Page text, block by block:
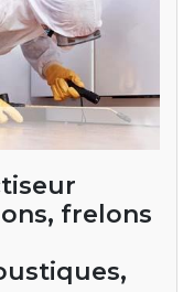
frelons